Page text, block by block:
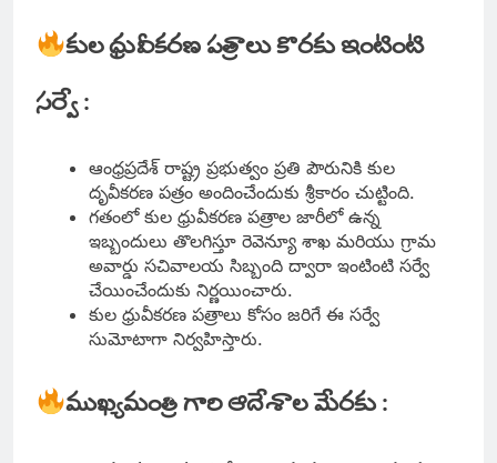
కుల ధ్రువీకరణ పత్రాలు కొరకు ఇంటింటి
సర్వే :
ఆంధ్రప్రదేశ్ రాష్ట్ర ప్రభుత్వం ప్రతి పౌరునికి కుల
దృవీకరణ పత్రం అందించేందుకు శ్రీకారం చుట్టింది.
గతంలో కుల ధ్రువీకరణ పత్రాల జారీలో ఉన్న
ఇబ్బందులు తొలగిస్తూ రెవెన్యూ శాఖ మరియు గ్రామ
అవార్డు సచివాలయ సిబ్బంది ద్వారా ఇంటింటి సర్వే
చేయించేందుకు నిర్ణయించారు.
కుల ధ్రువీకరణ పత్రాలు కోసం జరిగే ఈ సర్వే
సుమోటాగా నిర్వహిస్తారు.
ముఖ్యమంత్రి గారి ఆదేశాల మేరకు :